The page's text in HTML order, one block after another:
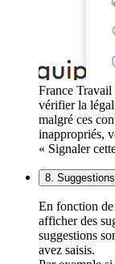
France Travail
vérifier la
malgré ces
inappropriés,
« Signaler
8.
En fonction de
afficher des
suggestions
avez saisis.